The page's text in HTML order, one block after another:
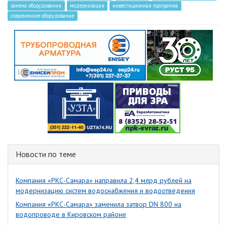
замена оборудования
модернизация
инвестиционная программа
современное оборудование
Новости по теме
Компания «РКС-Самара» направила 2,4 млрд рублей на
модернизацию систем водоснабжения и водоотведения
Компания «РКС-Самара» заменила затвор DN 800 на
водопроводе в Кировском районе